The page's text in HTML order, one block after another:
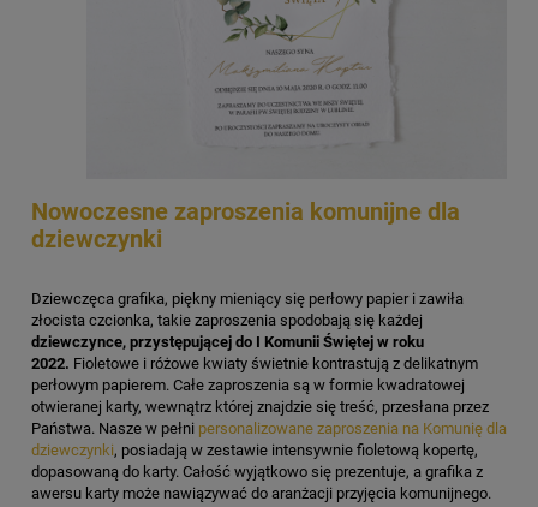
Nowoczesne zaproszenia komunijne dla
dziewczynki
Dziewczęca grafika, piękny mieniący się perłowy papier i zawiła
złocista czcionka, takie zaproszenia spodobają się każdej
dziewczynce, przystępującej do I Komunii Świętej w roku
2022. Fioletowe i różowe kwiaty świetnie kontrastują z delikatnym
perłowym papierem. Całe zaproszenia są w formie kwadratowej
otwieranej karty, wewnątrz której znajdzie się treść, przesłana przez
Państwa. Nasze w pełni personalizowane zaproszenia na Komunię dla
dziewczynki, posiadają w zestawie intensywnie fioletową kopertę,
dopasowaną do karty. Całość wyjątkowo się prezentuje, a grafika z
awersu karty może nawiązywać do aranżacji przyjęcia komunijnego.